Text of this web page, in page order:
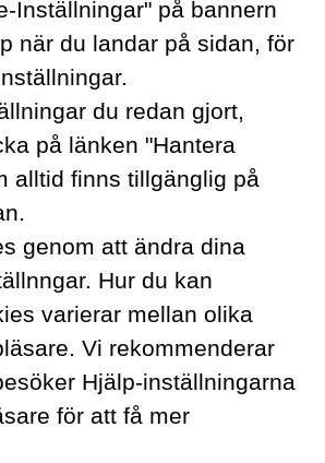
Inställningar" på bannern
när du landar på sidan, för
du redan gjort,
på länken "Hantera
alltid finns tillgänglig på
genom att ändra dina
Hur du kan
varierar mellan olika
Vi rekommenderar
Hjälp-inställningarna
för att få mer